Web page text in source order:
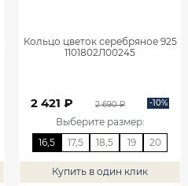
Кольцо цветок серебряное 925
1101802Л00245
2 421 ₽ 2 690 ₽ -10%
Выберите размер:
16,5
17,5 18,5 19 20
Купить в один клик